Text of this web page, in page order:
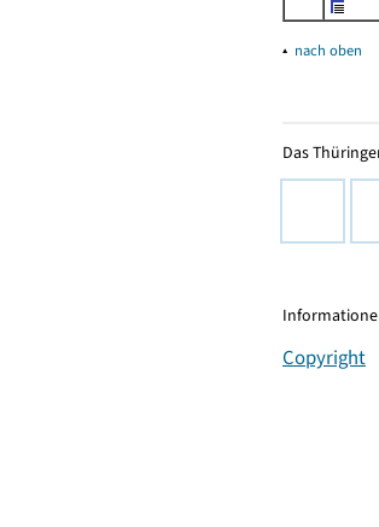
▴ nach oben
Das
Copyright